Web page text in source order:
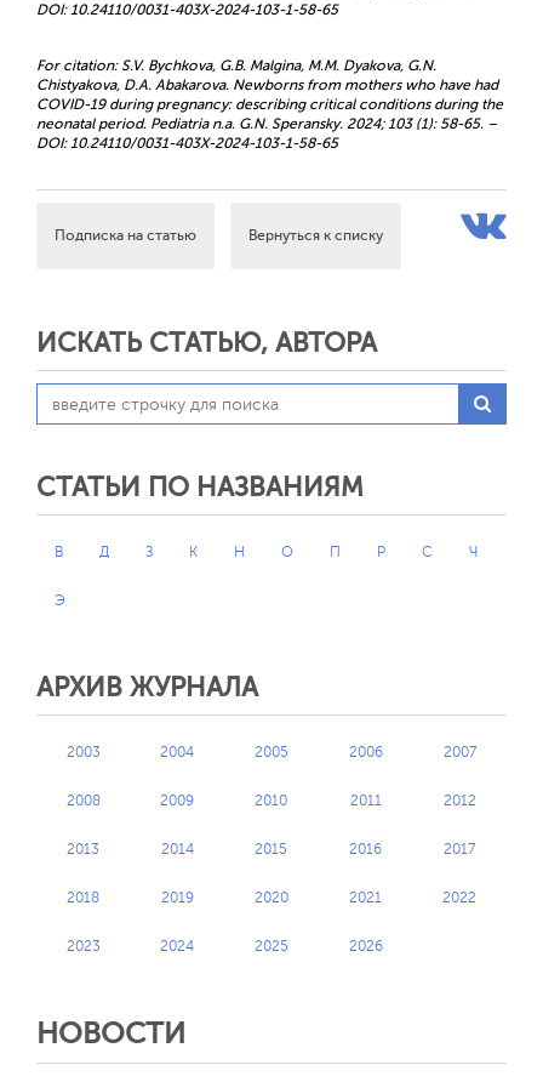
DOI: 10.24110/0031-403X-2024-103-1-58-65
For citation: S.V. Bychkova, G.B. Malgina, M.M. Dyakova, G.N.
Chistyakova, D.A. Abakarova. Newborns from mothers who have had
COVID-19 during pregnancy: describing critical conditions during the
neonatal period. Pediatria n.a. G.N. Speransky. 2024; 103 (1): 58-65. –
DOI: 10.24110/0031-403X-2024-103-1-58-65
Подписка на статью Вернуться к списку
ИСКАТЬ СТАТЬЮ, АВТОРА
СТАТЬИ ПО НАЗВАНИЯМ
В Д З К Н О П Р С Ч
Э
АРХИВ ЖУРНАЛА
2003 2004 2005 2006 2007
2008 2009 2010 2011 2012
2013 2014 2015 2016 2017
2018 2019 2020 2021 2022
2023 2024 2025 2026
НОВОСТИ